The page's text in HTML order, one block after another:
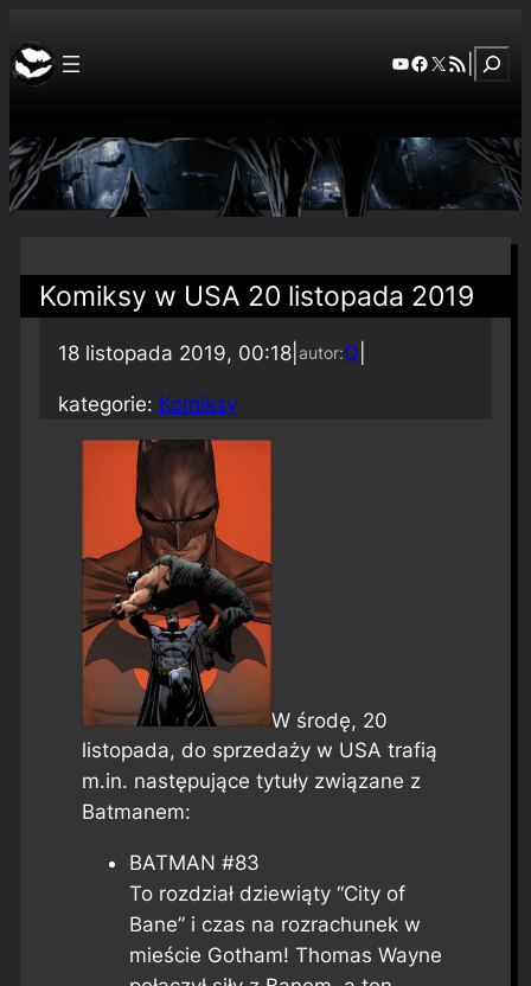
YouTube
Facebook
X RSS Feed
Komiksy w USA 20 listopada 2019
18 listopada 2019, 00:18| autor:Q
kategorie: Komiksy
W środę, 20
listopada, do sprzedaży w USA trafią
m.in. następujące tytuły związane z
Batmanem:
BATMAN #83
To rozdział dziewiąty “City of
Bane” i czas na rozrachunek w
mieście Gotham! Thomas Wayne